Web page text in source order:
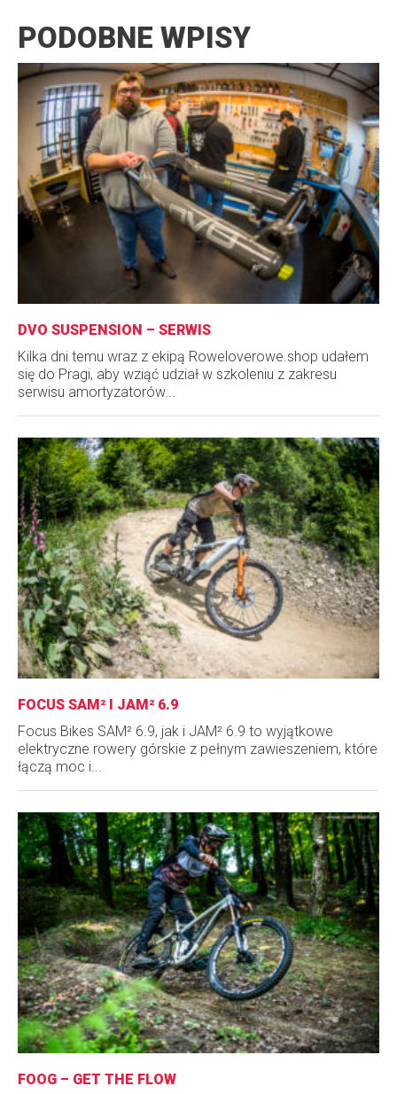
PODOBNE WPISY
DVO SUSPENSION – SERWIS
Kilka dni temu wraz z ekipą Roweloverowe.shop udałem
się do Pragi, aby wziąć udział w szkoleniu z zakresu
serwisu amortyzatorów...
FOCUS SAM² I JAM² 6.9
Focus Bikes SAM² 6.9, jak i JAM² 6.9 to wyjątkowe
elektryczne rowery górskie z pełnym zawieszeniem, które
łączą moc i...
FOOG – GET THE FLOW